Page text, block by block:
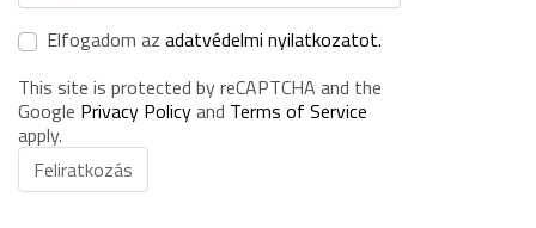
Elfogadom az adatvédelmi nyilatkozatot.
This site is protected by reCAPTCHA and the
Google Privacy Policyand Terms of Service
apply.
Feliratkozás